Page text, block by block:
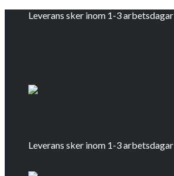
Leverans sker inom 1-3 arbetsdagar
Leverans sker inom 1-3 arbetsdagar